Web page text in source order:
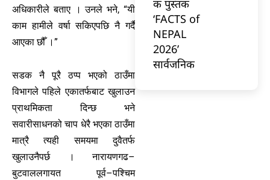
अधिकारीले बताए । उनले भने, “यी
काम हामीले वर्षा सकिएपछि नै गर्दै
आएका छौँ ।”
सडक नै पूरै ठप्प भएको ठाउँमा
विभागले पहिले एकातर्फबाट खुलाउन
प्राथमिकता दिन्छ भने
सवारीसाधनको चाप धेरै भएका ठाउँमा
मात्रै त्यही समयमा दुवैतर्फ
खुलाउनैपर्छ । नारायणगढ–
बुटवाललगायत पूर्व–पश्चिम
क पुस्तक
‘FACTS of
NEPAL
2026’
सार्वजनिक